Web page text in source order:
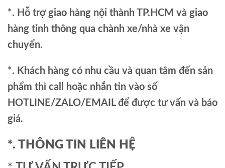
*. Hỗ trợ giao hàng nội thành TP.HCM và giao
hàng tỉnh thông qua chành xe/nhà xe vận
chuyển.
*. Khách hàng có nhu cầu và quan tâm đến sản
phẩm thì call hoặc nhắn tin vào số
HOTLINE/ZALO/EMAIL để được tư vấn và báo
giá.
*. THÔNG TIN LIÊN HỆ